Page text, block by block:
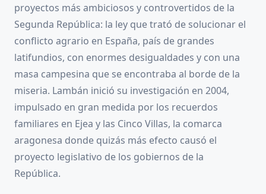
proyectos más ambiciosos y controvertidos de la
Segunda República: la ley que trató de solucionar el
conflicto agrario en España, país de grandes
latifundios, con enormes desigualdades y con una
masa campesina que se encontraba al borde de la
miseria. Lambán inició su investigación en 2004,
impulsado en gran medida por los recuerdos
familiares en Ejea y las Cinco Villas, la comarca
aragonesa donde quizás más efecto causó el
proyecto legislativo de los gobiernos de la
República.